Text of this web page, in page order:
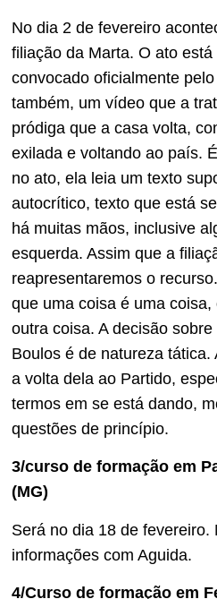
No dia 2 de fevereiro
filiação da Marta. O ato está
convocado oficialmente pelo
também, um vídeo que a
pródiga que a casa volta,
exilada e voltando ao país.
no ato, ela leia um texto
autocrítico, texto que está
há muitas mãos, inclusive
esquerda. Assim que a
reapresentaremos o
que uma coisa é uma coisa,
outra coisa. A decisão
Boulos é de natureza tática.
a volta dela ao Partido,
termos em se está dando,
questões de princípio.
3/curso de formação em
(MG)
Será no dia 18 de fevereiro.
informações com Aguida.
4/Curso de formação em